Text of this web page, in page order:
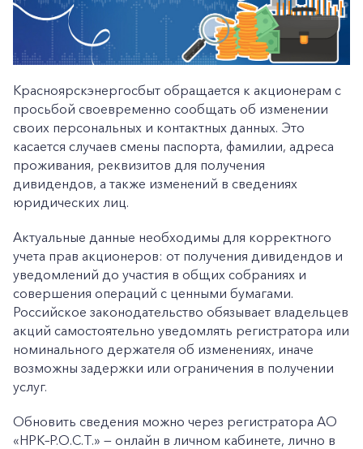
Красноярскэнергосбыт обращается к акционерам с
просьбой своевременно сообщать об изменении
своих персональных и контактных данных. Это
касается случаев смены паспорта, фамилии, адреса
проживания, реквизитов для получения
дивидендов, а также изменений в сведениях
юридических лиц.
Актуальные данные необходимы для корректного
учета прав акционеров: от получения дивидендов и
уведомлений до участия в общих собраниях и
совершения операций с ценными бумагами.
Российское законодательство обязывает владельцев
акций самостоятельно уведомлять регистратора или
номинального держателя об изменениях, иначе
возможны задержки или ограничения в получении
услуг.
Обновить сведения можно через регистратора АО
«НРК–Р.О.С.Т.» — онлайн в личном кабинете, лично в